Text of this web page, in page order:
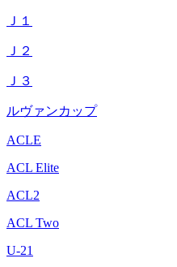
Ｊ１
Ｊ２
Ｊ３
ルヴァンカップ
ACLE
ACL Elite
ACL2
ACL Two
U-21